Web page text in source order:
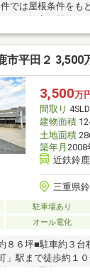
では屋根条件をも
で2024年鈴鹿市
イトを見なくて
介可能！ お問合せ
ポイント■・広々
ク・生活施設が徒
は一切いただきま
市平田２ 3,500
3,500万
間取り
建物面積
土地面積
築年月 2008
近鉄鈴
三重県
駐車場あり
オール電化
８６坪■駐車約３台
」駅まで徒歩約１